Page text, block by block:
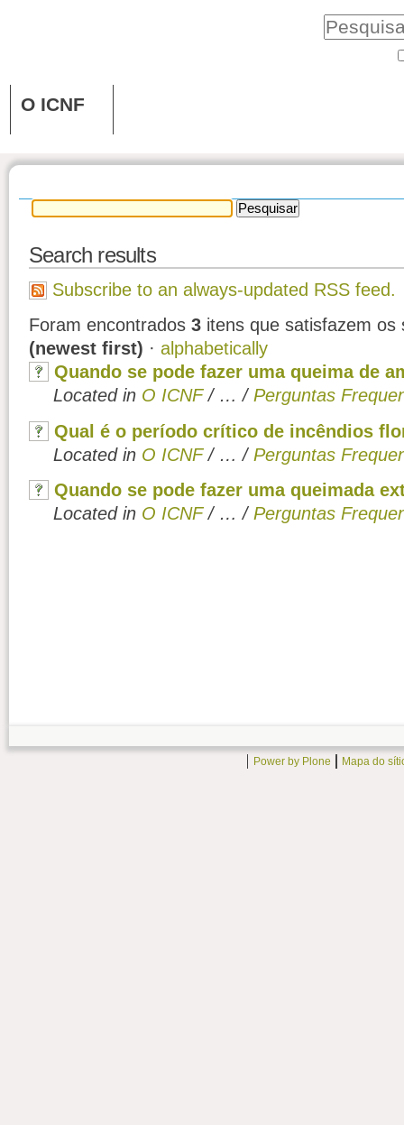
O ICNF
Search results
Subscribe to an always-updated RSS feed.
Foram encontrados3 itens que satisfazem os
(newest first) · alphabetically
Quando se pode fazer uma queima de
Located in O ICNF / …/ Perguntas
Qual é o período crítico de incêndios
Located in O ICNF / …/ Perguntas
Quando se pode fazer uma queimada
Located in O ICNF / …/ Perguntas
Power by Plone Mapa do